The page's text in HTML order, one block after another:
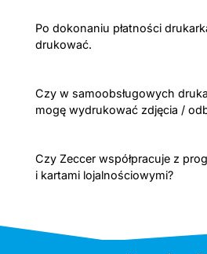
Po dokonaniu płatności
drukować.
Czy w samoobsługowych
mogę wydrukować zdjęcia /
Czy Zeccer współpracuje z
i kartami lojalnościowymi?